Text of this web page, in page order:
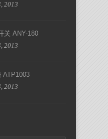
2013
关 ANY-180
2013
ATP1003
2013